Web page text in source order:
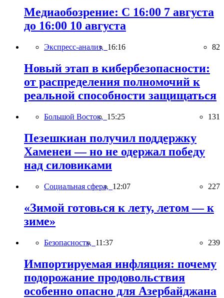
Медиаобозрение: С 16:00 7 августа
до 16:00 10 августа
Экспресс-анализ, 16:16 82
Новый этап в кибербезопасности:
от распределения полномочий к
реальной способности защищаться
Большой Восток, 15:25 131
Пезешкиан получил поддержку
Хаменеи — но не одержал победу
над силовиками
Социальная сфера, 12:07 227
«Зимой готовься к лету, летом — к
зиме»
Безопасность, 11:37 239
Импортируемая инфляция: почему
подорожание продовольствия
особенно опасно для Азербайджана